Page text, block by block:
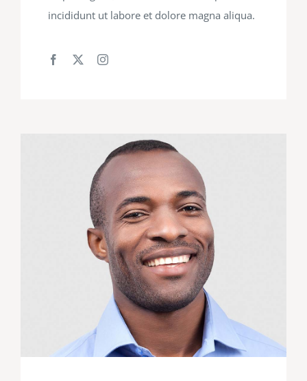
incididunt ut labore et dolore magna aliqua.